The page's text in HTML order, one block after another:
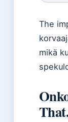
The
mikä